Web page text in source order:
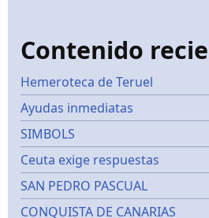
Contenido
Hemeroteca de Teruel
Ayudas inmediatas
SIMBOLS
Ceuta exige respuestas
SAN PEDRO PASCUAL
CONQUISTA DE CANARIAS